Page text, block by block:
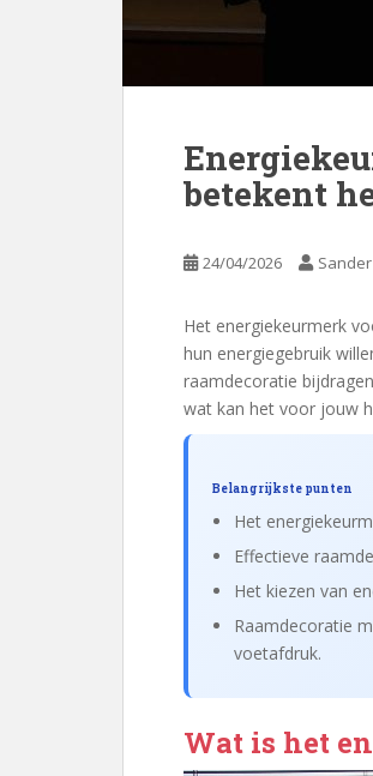
betekent
24/04/2026 Sander
Het energiekeurmerk
hun energiegebruik
raamdecoratie
wat kan het voor jouw
Belangrijkste punten
Het
Effectieve
Het kiezen van
Raamdecoratie
voetafdruk.
Wat is het